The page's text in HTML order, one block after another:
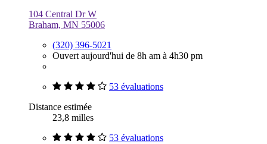
104 Central Dr W
Braham, MN 55006
(320) 396-5021
Ouvert aujourd'hui de 8h am à 4h30 pm
53 évaluations
Distance estimée
23,8 milles
53 évaluations